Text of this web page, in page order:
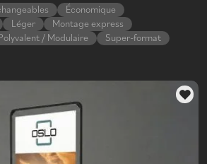
Économique
Léger
Montage express
/ Modulaire Super-format